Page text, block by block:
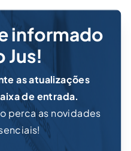
informado
Jus!
as atualizações
de entrada.
perca as novidades